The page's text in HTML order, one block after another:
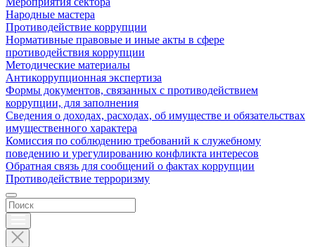
Народные мастера
Противодействие коррупции
Нормативные правовые и иные акты в сфере
противодействия коррупции
Методические материалы
Антикоррупционная экспертиза
Формы документов, связанных с противодействием
коррупции, для заполнения
Сведения о доходах, расходах, об имуществе и обязательствах
имущественного характера
Комиссия по соблюдению требований к служебному
поведению и урегулированию конфликта интересов
Обратная связь для сообщений о фактах коррупции
Противодействие терроризму